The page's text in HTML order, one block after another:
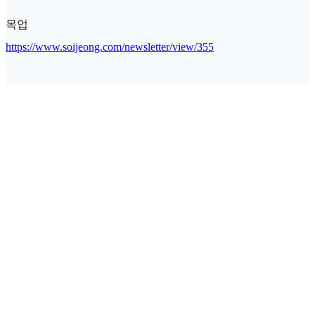
목업
https://www.soijeong.com/newsletter/view/355